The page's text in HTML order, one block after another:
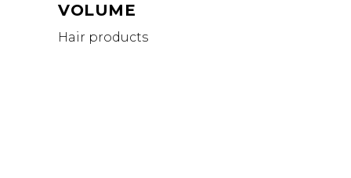
VOLUME
Hair products